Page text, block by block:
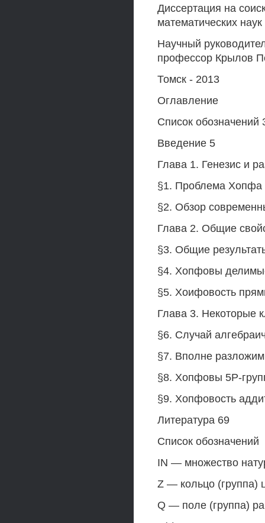
Диссертация на
математических наук
Научный
профессор Крылов
Томск - 2013
Оглавление
Список обозначений
Введение 5
Глава 1. Генезис и
§1. Проблема Хопфа
§2. Обзор
Глава 2. Общие
§3. Общие
§4. Хопфовы
§5. Хоифовость
Глава 3. Некоторые
§6. Случай
§7. Вполне
§8. Хопфовы 5Р-
§9. Хопфовость
Литература 69
Список обозначений
IN — множество
Z — кольцо (группа)
Q — поле (группа)